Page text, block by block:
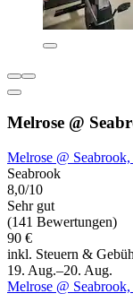
Melrose @
Melrose @
Seabrook
8,0/10
Sehr gut
(141 Bewertungen)
90 €
inkl. Steuern &
19. Aug.–20. Aug.
Melrose @